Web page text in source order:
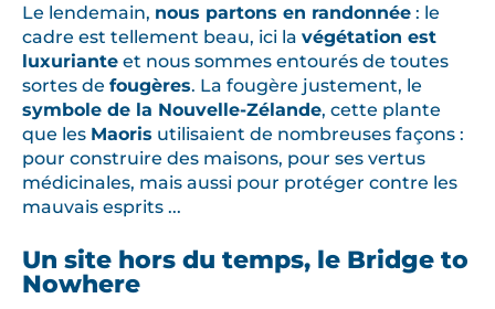
Le lendemain, nous partons en randonnée : le
cadre est tellement beau, ici la végétation est
luxuriante et nous sommes entourés de toutes
sortes de fougères. La fougère justement, le
symbole de la Nouvelle-Zélande, cette plante
que les Maoris utilisaient de nombreuses façons :
pour construire des maisons, pour ses vertus
médicinales, mais aussi pour protéger contre les
mauvais esprits ...
Un site hors du temps, le Bridge to
Nowhere